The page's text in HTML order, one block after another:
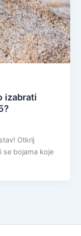
izabrati
Otkrij
se bojama koje